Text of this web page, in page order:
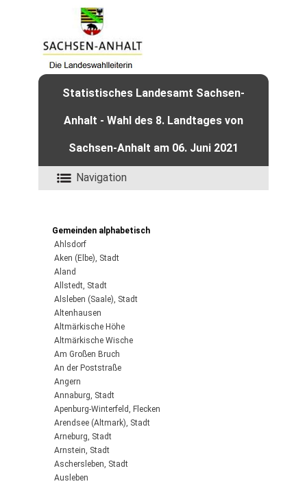
Statistisches Landesamt Sachsen-
Anhalt - Wahl des 8. Landtages von
Sachsen-Anhalt am 06. Juni 2021
Navigation
Gemeinden alphabetisch
Ahlsdorf
Aken (Elbe), Stadt
Aland
Allstedt, Stadt
Alsleben (Saale), Stadt
Altenhausen
Altmärkische Höhe
Altmärkische Wische
Am Großen Bruch
An der Poststraße
Angern
Annaburg, Stadt
Apenburg-Winterfeld, Flecken
Arendsee (Altmark), Stadt
Arneburg, Stadt
Arnstein, Stadt
Aschersleben, Stadt
Ausleben